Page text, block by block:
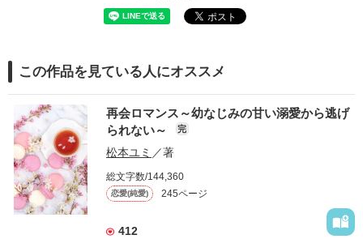
この作品を見ている人にオススメ
再会ロマンス～幼なじみの甘い溺愛から逃げ
られない～
完
松本ユミ ／著
総文字数/144,360
恋愛(純愛) 245ページ
412